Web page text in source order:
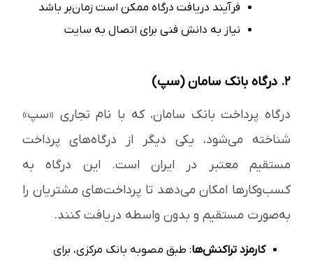
فرآیند دریافت درگاه ممکن است زمان‌بر باشد
نیاز به دانش فنی برای اتصال به سایت
۲. درگاه بانک سامان (سپ)
درگاه پرداخت بانک سامان، که با نام تجاری «سپ»
شناخته می‌شود، یکی دیگر از درگاه‌های پرداخت
مستقیم معتبر در ایران است. این درگاه به
کسب‌وکارها امکان می‌دهد تا پرداخت‌های مشتریان را
به‌صورت مستقیم و بدون واسطه دریافت کنند.
کارمزد تراکنش‌ها: طبق مصوبه بانک مرکزی، برای